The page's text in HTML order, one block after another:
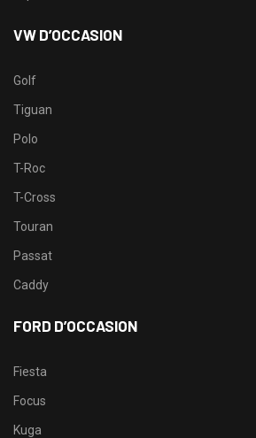
VW D’OCCASION
Golf
Tiguan
Polo
T-Roc
T-Cross
Touran
Passat
Caddy
FORD D’OCCASION
Fiesta
Focus
Kuga